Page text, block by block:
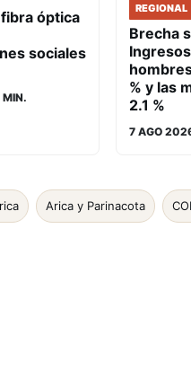
óptica
sociales
MIN.
REGIONAL
Brecha
% y las
2.1 %
7 AGO
Arica y Parinacota